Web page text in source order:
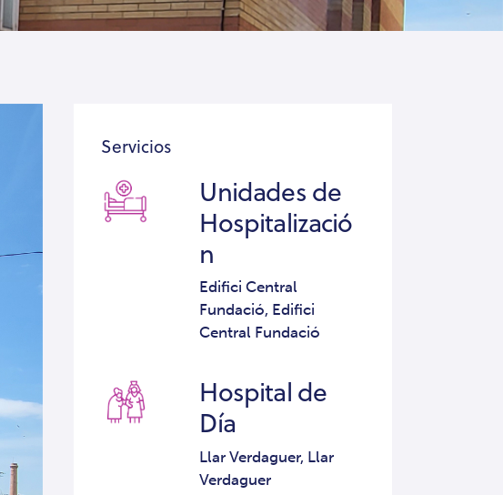
Servicios
Unidades de
Hospitalizació
n
Edifici Central
Fundació, Edifici
Central Fundació
Hospital de
Día
Llar Verdaguer, Llar
Verdaguer